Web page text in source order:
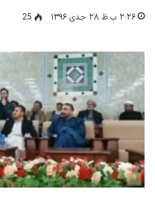
۲:۲۶ ب.ظ ۲۸ جدی ۱۳۹۶ 25